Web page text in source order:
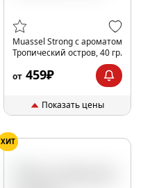
Muassel Strong с ароматом
Тропический остров, 40 гр.
от 459₽
Показать цены
ХИТ